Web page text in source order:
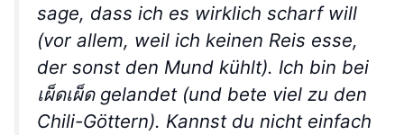
sage, dass ich es wirklich scharf will
(vor allem, weil ich keinen Reis esse,
der sonst den Mund kühlt). Ich bin bei
เผ็ดเผ็ด gelandet (und bete viel zu den
Chili-Göttern). Kannst du nicht einfach